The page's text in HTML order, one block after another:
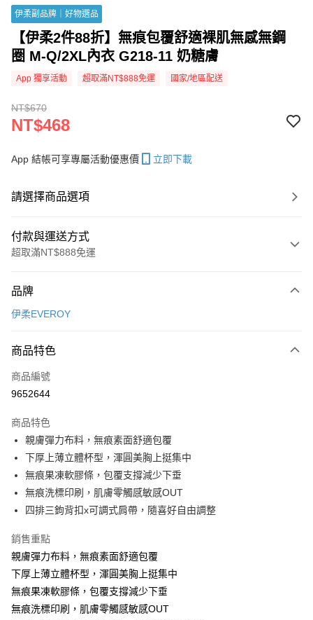
伊柔副品牌｜好物選品
【伊柔2件88折】無痕包覆舒適裸肌無感無鋼
圈 M-Q/2XL內衣 G218-11 奶糖膚
App 獨享活動 超取滿NT$888免運 國家/地區配送
NT$670
NT$468
App 結帳可享專屬活動優惠價 立即下載
請選擇商品選項
付款與運送方式
超取滿NT$888免運
信用卡一次付款
LINE Pay
Apple Pay
悠遊付
全盈+PAY
AFTEE先享後付
相關說明
【關於「AFTEE先享後付」】
便利好安心！
１．簡單：不需註冊會員、不需綁卡、不需儲值。
２．便利：只要手機號碼，簡訊認證，即可結帳。
３．安心：先確認商品／服務後，再付款。
【「AFTEE先享後付」結帳流程】
１．於結帳方式選擇「AFTEE先享後付」後，將跳轉至「AFTEE先享後付」
運送方式
全家付款取貨
品牌
伊柔EVEROY
商品特色
商品編號
9652644
商品特色
親膚彈力布料，無痕素面舒適包覆
下厚上薄立體杯型，渾圓美胸上挺集中
無痕果凍軟膠條，包覆支撐減少下垂
無痕洗標印刷，肌膚零觸感敏感OUT
四排三鉤背扣x可調式肩帶，隨喜好自由調整
銷售重點
親膚彈力布料，無痕素面舒適包覆
下厚上薄立體杯型，渾圓美胸上挺集中
無痕果凍軟膠條，包覆支撐減少下垂
無痕洗標印刷，肌膚零觸感敏感OUT